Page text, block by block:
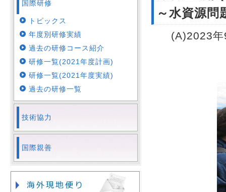
～水資源問
(A)2023
国際研修
トピックス
年度別研修実績
過去の研修コース紹介
研修一覧(2021年度計画)
研修一覧(2021年度実績)
過去の研修一覧
技術協力
国際親善